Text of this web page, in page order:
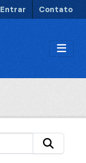
Entrar Contato